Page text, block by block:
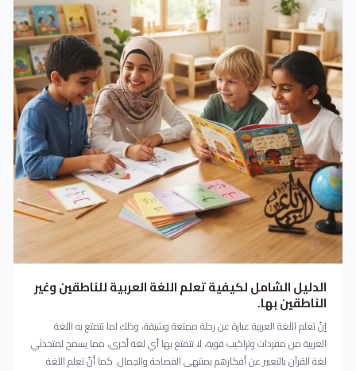
الدليل الشامل لكيفية تعلم اللغة العربية للناطقين وغير
الناطقين بها.
إنّ تعلم اللغة العربية عبارة عن رحلة ممتعة وشيقة، وذلك لما تتمتع به اللغة
العربية من مفردات وتراكيب قوية، لا تتمتع بها أي لغة أخرى، مما يسمح لمتحدثي
لغة القرآن بالتعبير عن أفكارهم بمنتهى الفصاحة والجمال. كما أنّ تعلم اللغة